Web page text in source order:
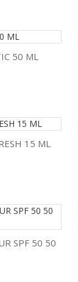
50 ML
15 ML
SPF 50 50